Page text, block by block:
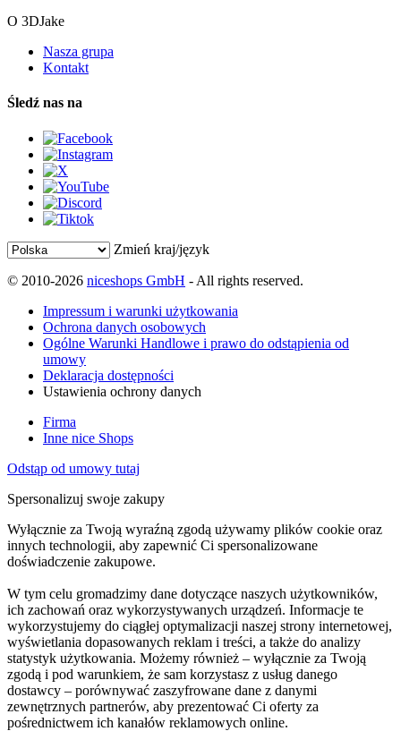
O 3DJake
Nasza grupa
Kontakt
Śledź nas na
Zmień kraj/język
© 2010-2026 niceshops GmbH - All rights reserved.
Impressum i warunki użytkowania
Ochrona danych osobowych
Ogólne Warunki Handlowe i prawo do odstąpienia od
umowy
Deklaracja dostępności
Ustawienia ochrony danych
Firma
Inne nice Shops
Odstąp od umowy tutaj
Spersonalizuj swoje zakupy
Wyłącznie za Twoją wyraźną zgodą używamy plików cookie oraz
innych technologii, aby zapewnić Ci spersonalizowane
doświadczenie zakupowe.
W tym celu gromadzimy dane dotyczące naszych użytkowników,
ich zachowań oraz wykorzystywanych urządzeń. Informacje te
wykorzystujemy do ciągłej optymalizacji naszej strony internetowej,
wyświetlania dopasowanych reklam i treści, a także do analizy
statystyk użytkowania. Możemy również – wyłącznie za Twoją
zgodą i pod warunkiem, że sam korzystasz z usług danego
dostawcy – porównywać zaszyfrowane dane z danymi
zewnętrznych partnerów, aby prezentować Ci oferty za
pośrednictwem ich kanałów reklamowych online.